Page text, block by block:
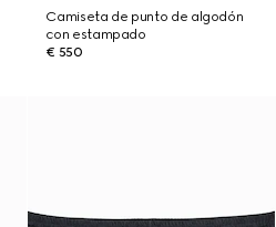
Camiseta de punto de algodón
con estampado
€ 550